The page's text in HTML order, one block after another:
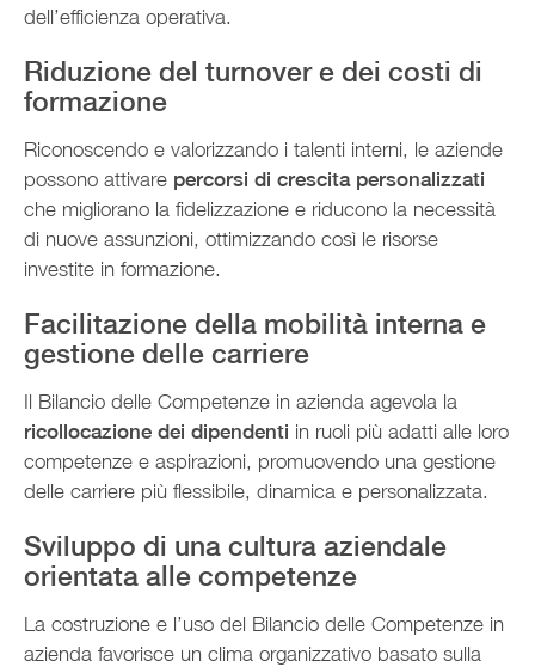
dell’efficienza operativa.
Riduzione del turnover e dei costi di
formazione
Riconoscendo e valorizzando i talenti interni, le aziende
possono attivare percorsi di crescita personalizzati
che migliorano la fidelizzazione e riducono la necessità
di nuove assunzioni, ottimizzando così le risorse
investite in formazione.
Facilitazione della mobilità interna e
gestione delle carriere
Il Bilancio delle Competenze in azienda agevola la
ricollocazione dei dipendenti in ruoli più adatti alle loro
competenze e aspirazioni, promuovendo una gestione
delle carriere più flessibile, dinamica e personalizzata.
Sviluppo di una cultura aziendale
orientata alle competenze
La costruzione e l’uso del Bilancio delle Competenze in
azienda favorisce un clima organizzativo basato sulla